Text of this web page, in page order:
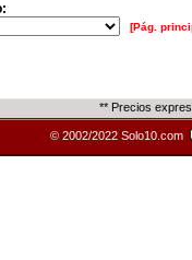
[Pág.
** Precios
© 2002/2022 Solo10.com